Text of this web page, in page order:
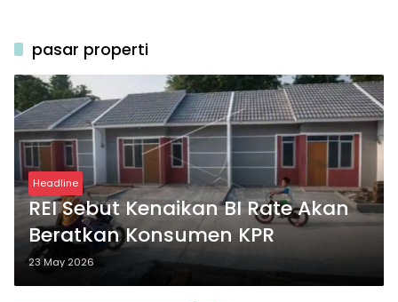
pasar properti
Headline
REI Sebut Kenaikan BI Rate Akan
Beratkan Konsumen KPR
23 May 2026